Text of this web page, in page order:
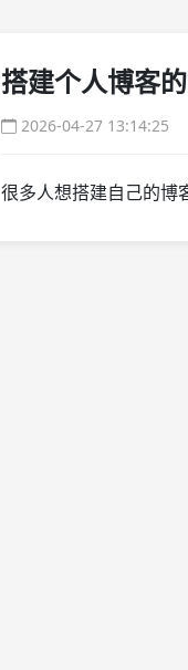
搭建个人博客
2026-04-27 13:14:25
很多人想搭建自己的博